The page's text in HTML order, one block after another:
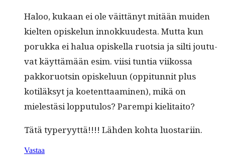
Haloo, kukaan ei ole väit­tänyt mitään muiden
kiel­ten opiskelun innokku­ud­es­ta. Mut­ta kun
poruk­ka ei halua opiskel­la ruot­sia ja silti joutu­
vat käyt­tämään esim. viisi tun­tia viikos­sa
pakko­ruotsin opiskelu­un (oppitun­nit plus
kotiläksyt ja koe­tent­taami­nen), mikä on
mielestäsi lop­putu­los? Parem­pi kielitaito?
Tätä type­r­yyt­tä!!!! Läh­den koh­ta luostariin.
Vastaa